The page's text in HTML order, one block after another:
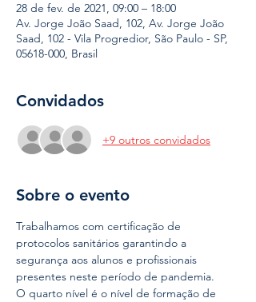
28 de fev. de 2021, 09:00 – 18:00
Av. Jorge João Saad, 102, Av. Jorge João
Saad, 102 - Vila Progredior, São Paulo - SP,
05618-000, Brasil
Convidados
+9 outros convidados
Sobre o evento
Trabalhamos com certificação de
protocolos sanitários garantindo a
segurança aos alunos e profissionais
presentes neste período de pandemia.
O quarto nível é o nível de formação de